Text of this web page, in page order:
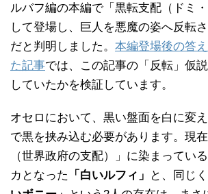
ルバフ編の本編で「黒転支配（ドミ
して登場し、巨人を悪魔の姿へ反転
だと判明しました。 本編登場後の答
た記事では、この記事の「反転」仮
していたかを検証しています。
オセロにおいて、黒い盤面を白に変
で黒を挟み込む必要があります。現
（世界政府の支配）」に染まってい
カとなった
「白いルフィ」 と、同じ